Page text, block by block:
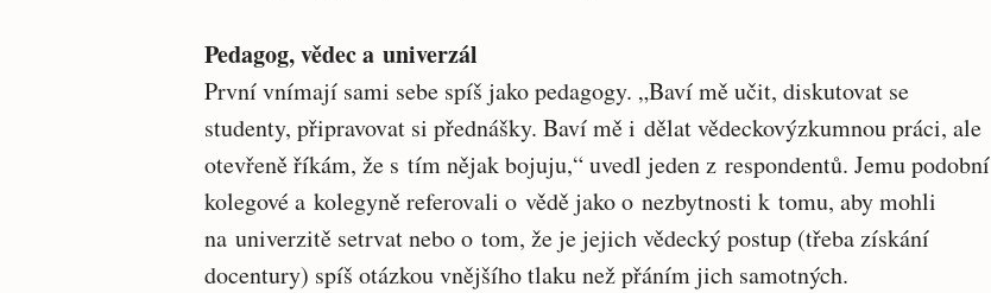
Pedagog, vědec a univerzál
První vnímají sami sebe spíš jako pedagogy. „Baví mě učit, diskutovat se
studenty, připravovat si přednášky. Baví mě i dělat vědeckovýzkumnou práci, ale
otevřeně říkám, že s tím nějak bojuju,“ uvedl jeden z respondentů. Jemu podobní
kolegové a kolegyně referovali o vědě jako o nezbytnosti k tomu, aby mohli
na univerzitě setrvat nebo o tom, že je jejich vědecký postup (třeba získání
docentury) spíš otázkou vnějšího tlaku než přáním jich samotných.